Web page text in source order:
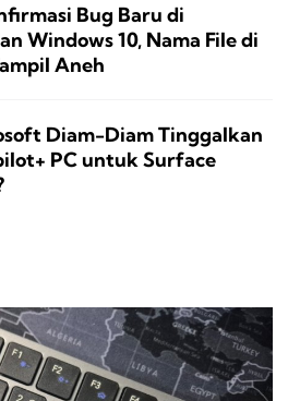
Bug Baru di
Windows 10, Nama File di
Aneh
Diam-Diam Tinggalkan
PC untuk Surface